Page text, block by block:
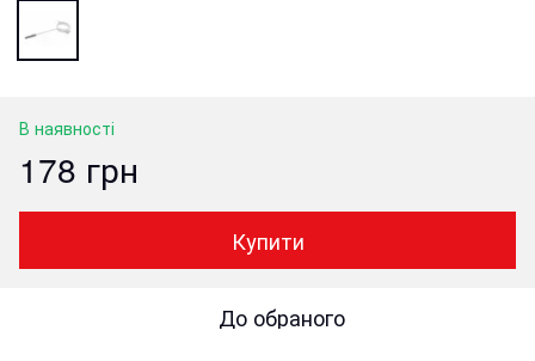
В наявності
178 грн
Купити
До обраного